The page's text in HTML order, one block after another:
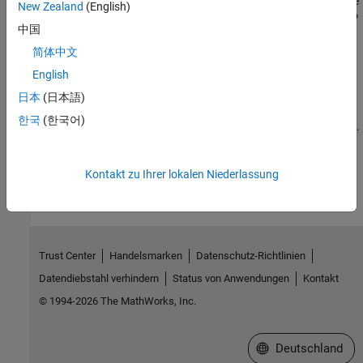
robot that can be remotely controlled by MATLAB® over Wi-Fi® to
perform operations such as path following and moving objects
with a forklift along with obstacle avoidance.
Drawing Robot Using Arduino Engineering Kit Rev 2
Use Arduino® Engineering Kit Rev 2 to build and program a robot
that extracts line traces from an image and reproduces it as a
capture an image using a webcam, and then convert it into a set of
as a drawing.
New Zealand (English)
中国
简体中文
English
日本 (日本語)
한국 (한국어)
Kontakt zu Ihrer lokalen Niederlassung
Trust Center Handelsmarken
Datenschutz-Richtlinien
Datendiebstahl verhindern
Status von Anwendungen
Kontakt
© 1994-2026 The MathWorks, Inc.
Website auswählen
Deutschland